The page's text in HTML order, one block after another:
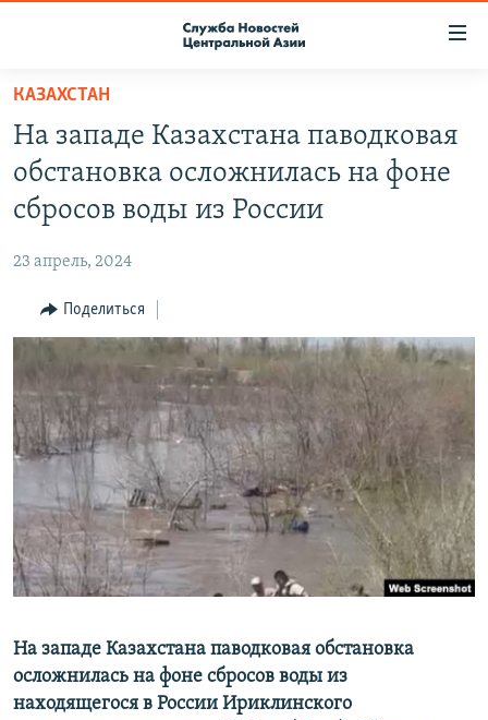
Вернуться
основному
содержанию
Вернутся
главной
навигации
Вернутся
ПОДПИСКА
КОНТАКТЫ
НАСТОЯЩЕЕ ВРЕМЯ
МИГРАНТ МЕДИА
КАЗАХСТАН
На западе Казахстана паводковая
обстановка осложнилась на фоне
сбросов воды из России
23 апрель, 2024
Поделиться
На западе Казахстана паводковая обстановка
осложнилась на фоне сбросов воды из
находящегося в России Ириклинского